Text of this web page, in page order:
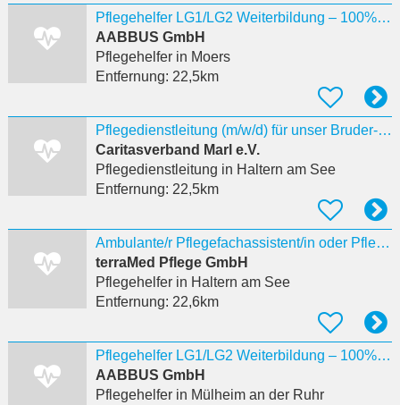
Pflegehelfer LG1/LG2 Weiterbildung – 100% förderfähig Moers
AABBUS GmbH
Pflegehelferin Moers
Entfernung: 22,5km
Pflegedienstleitung (m/w/d) für unser Bruder-Jordan-Haus
Caritasverband Marl e.V.
Pflegedienstleitung in Haltern am See
Entfernung: 22,5km
Ambulante/r Pflegefachassistent/in oder Pflegehelfer/in (m/w/d)
terraMed Pflege GmbH
Pflegehelferin Haltern am See
Entfernung: 22,6km
Pflegehelfer LG1/LG2 Weiterbildung – 100% förderfähig Mülheim
AABBUS GmbH
Pflegehelferin Mülheim an der Ruhr